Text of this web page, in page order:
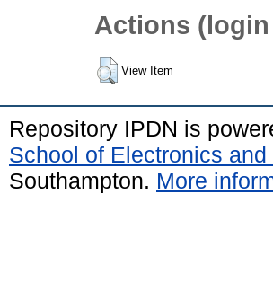
Actions
View Item
Repository IPDN is
School of Electronics
Southampton. More